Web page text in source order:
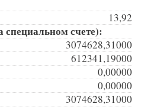
13,92
счете):
3074628,31000
612341,19000
0,00000
0,00000
3074628,31000